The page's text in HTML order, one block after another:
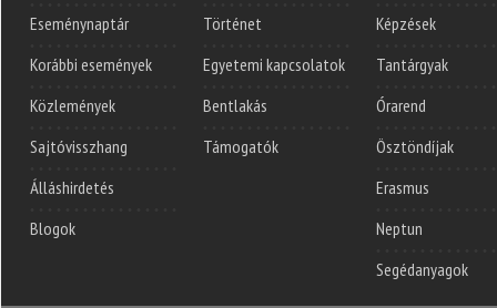
Eseménynaptár
Korábbi események
Közlemények
Sajtóvisszhang
Álláshirdetés
Blogok
Történet
Egyetemi kapcsolatok
Bentlakás
Támogatók
Képzések
Tantárgyak
Órarend
Ösztöndíjak
Erasmus
Neptun
Segédanyagok